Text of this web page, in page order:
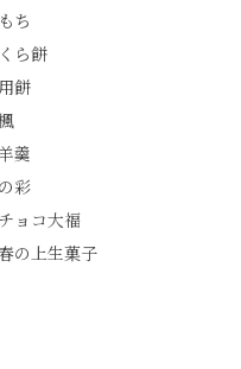
うに伸びる主幹がま
える迫力！そして桂昌
お手植えと伝わる樹
300年超のしだれ
桜。"玉の輿"の語源に
と徳川綱吉の、教科
がひっくり返るよう
再評価のお話まで聞
ち
ら餅
餅
羹
彩
ョコ大福
の上生菓子